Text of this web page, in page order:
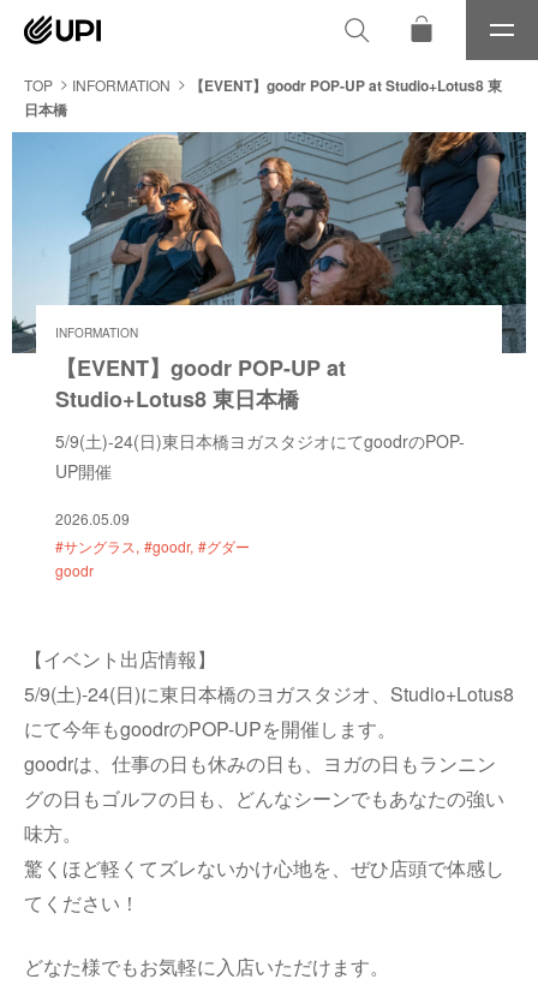
メ
ニ
ュ
TOP INFORMATION
【EVENT】goodr POP-UP at Studio+Lotus8 東
日本橋
INFORMATION
【EVENT】goodr POP-UP at
Studio+Lotus8 東日本橋
5/9(土)-24(日)東日本橋ヨガスタジオにてgoodrのPOP-
UP開催
2026.05.09
#サングラス #goodr #グダー
goodr
【イベント出店情報】
5/9(土)-24(日)に東日本橋のヨガスタジオ、Studio+Lotus8
にて今年もgoodrのPOP-UPを開催します。
goodrは、仕事の日も休みの日も、ヨガの日もランニン
グの日もゴルフの日も、どんなシーンでもあなたの強い
味方。
驚くほど軽くてズレないかけ心地を、ぜひ店頭で体感し
てください！
どなた様でもお気軽に入店いただけます。